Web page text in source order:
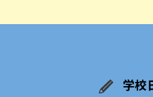
学校